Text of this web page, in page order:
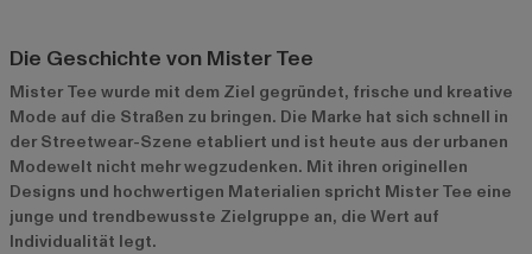
Die Geschichte von Mister Tee
Mister Tee wurde mit dem Ziel gegründet, frische und kreative
Mode auf die Straßen zu bringen. Die Marke hat sich schnell in
der Streetwear-Szene etabliert und ist heute aus der urbanen
Modewelt nicht mehr wegzudenken. Mit ihren originellen
Designs und hochwertigen Materialien spricht Mister Tee eine
junge und trendbewusste Zielgruppe an, die Wert auf
Individualität legt.